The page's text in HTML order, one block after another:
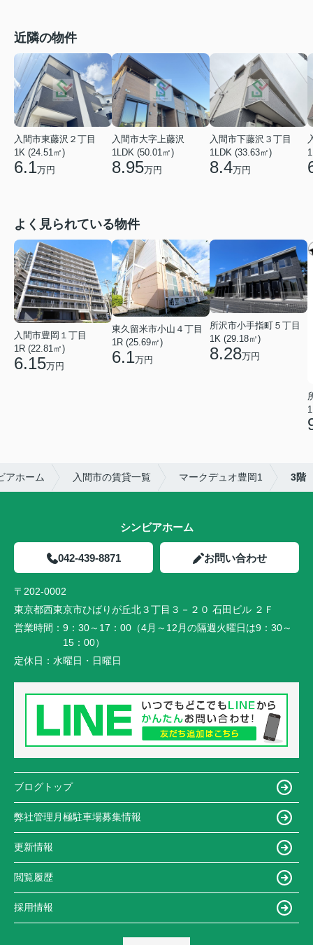
近隣の物件
入間市東藤沢２丁目
1K (24.51㎡)
6.1万円
入間市大字上藤沢
1LDK (50.01㎡)
8.95万円
入間市下藤沢３丁目
1LDK (33.63㎡)
8.4万円
よく見られている物件
入間市豊岡１丁目
1R (22.81㎡)
6.15万円
東久留米市小山４丁目
1R (25.69㎡)
6.1万円
所沢市小手指町５丁目
1K (29.18㎡)
8.28万円
アホーム 入間市の賃貸一覧 マークデュオ豊岡1 3階
シンビアホーム
042-439-8871 お問い合わせ
〒202-0002
東京都西東京市ひばりが丘北３丁目３－２０ 石田ビル ２Ｆ
営業時間： 9：30～17：00（4月～12月の隔週火曜日は9：30～
15：00）
定休日： 水曜日・日曜日
ブログトップ
弊社管理月極駐車場募集情報
更新情報
閲覧履歴
採用情報